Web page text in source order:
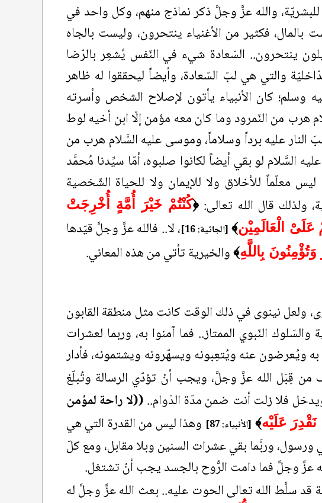
للبشريّة، والله عزَّ وجلَّ ذكر نماذج منهم، وكل واحد في
فكثير من الأغنياء ينتحرون، وليست بالجاه
ينتحرون.. السّعادة شيء في النّفس يُشعِر بالرّضا
والتي هي لبّ السّعادة، وأيضاً ليحققوا له ظاهر
وسلم؛ كان الأنبياء يأتون لإصلاح الشخص وأسرته
هرب من النّمرود وما كان معه مؤمن إلّا ابن أخيه لوط
النار عليه برداً وسلاماً، وموسى عليه السَّلام هرب من
السَّلام لو بقي أيضاً لكانوا صلبوه، أمّا سيِّدنا مُحمَّد
معلّماً للأخلاق ولا للإيمان ولا للحياة الشّخصية
ولذلك قال الله تعالى: ﴿كُنْتُمْ خَيْرَ أُمَّةٍ أُخْرِجَتْ
عَلَىْ الْعَالَمِيْن﴾ [الجاثية: 16]
، لا.. فالله عزَّ وجلَّ قيّدها
بِاللَّهِ﴾ والخيرية تأتي من هذه المعاني.
ولعل نينوى في ذلك الوقت كانت مثل منطقة القابون
والسّلوك النّبوي الممتاز.. فما آمنوا به، وربما لعشرات
ويُعرضون عنه ويُتعِبونه ويسهّرونه ويشتمونه، فأدار
قِبَل الله عزَّ وجلَّ، ويجب أنْ تؤدّي الرسالة وتُبلّغ
فلا زلت أنت ضمن مدّة الدّوام..((لا راحة لمؤمن
عَلَيْه﴾ [الأنبياء: 87]
وهذا ليس من القدرة التي هي
ورسول، وربَّما بقي عشرات السنين وبلا مقابل، ومع كلّ
عزَّ وجلَّ فما دامت الرُّوح بالجسد يجب أنْ تشتغل.
قد سلَّط الله تعالى الحوت عليه.. بعث الله عزَّ وجلَّ له